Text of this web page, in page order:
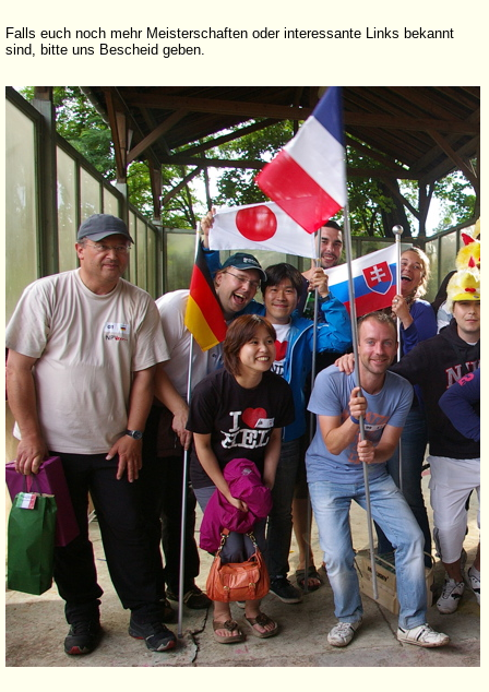
Falls euch noch mehr Meisterschaften oder interessante Links bekannt
sind, bitte uns Bescheid geben.